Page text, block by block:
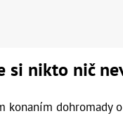
si nikto nič
konaním dohromady